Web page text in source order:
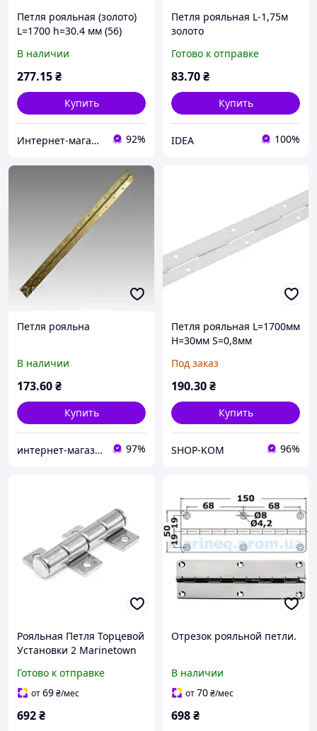
Петля рояльная (золото)
L=1700 h=30.4 мм (56)
В наличии
277.15₴
Купить
Интернет-магазин"Все Для Мебели" 92%
Петля рояльная L-1,75м
золото
Готово к отправке
83.70₴
Купить
IDEA 100%
Петля рояльна
В наличии
173.60₴
Купить
интернет-магазин Zamok911 97%
Петля рояльная L=1700мм
H=30мм S=0,8мм
Под заказ
190.30₴
Купить
SHOP-KOM 96%
Рояльная Петля Торцевой
Установки 2 Marinetown
Готово к отправке
от69₴/мес
692₴
Отрезок рояльной петли.
В наличии
от70₴/мес
698₴